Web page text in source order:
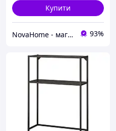
Купити
NovaHome - магазин товарів для дому і не тільки 93%